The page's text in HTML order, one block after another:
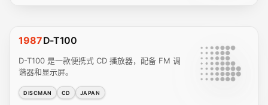
1987D-T100
D-T100 是一款便携式 CD 播放器，配备 FM 调
谐器和显示屏。
DISCMAN CD JAPAN